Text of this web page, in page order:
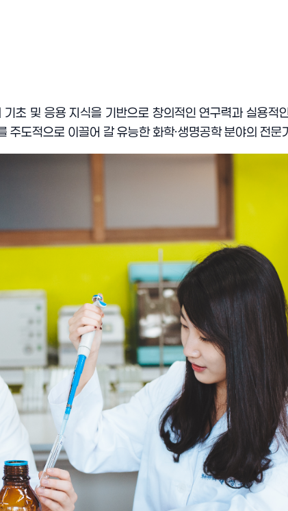
기초 및 응용 지식을 기반으로 창의적인 연구력과 실용적
주도적으로 이끌어 갈 유능한 화학·생명공학 분야의 전문